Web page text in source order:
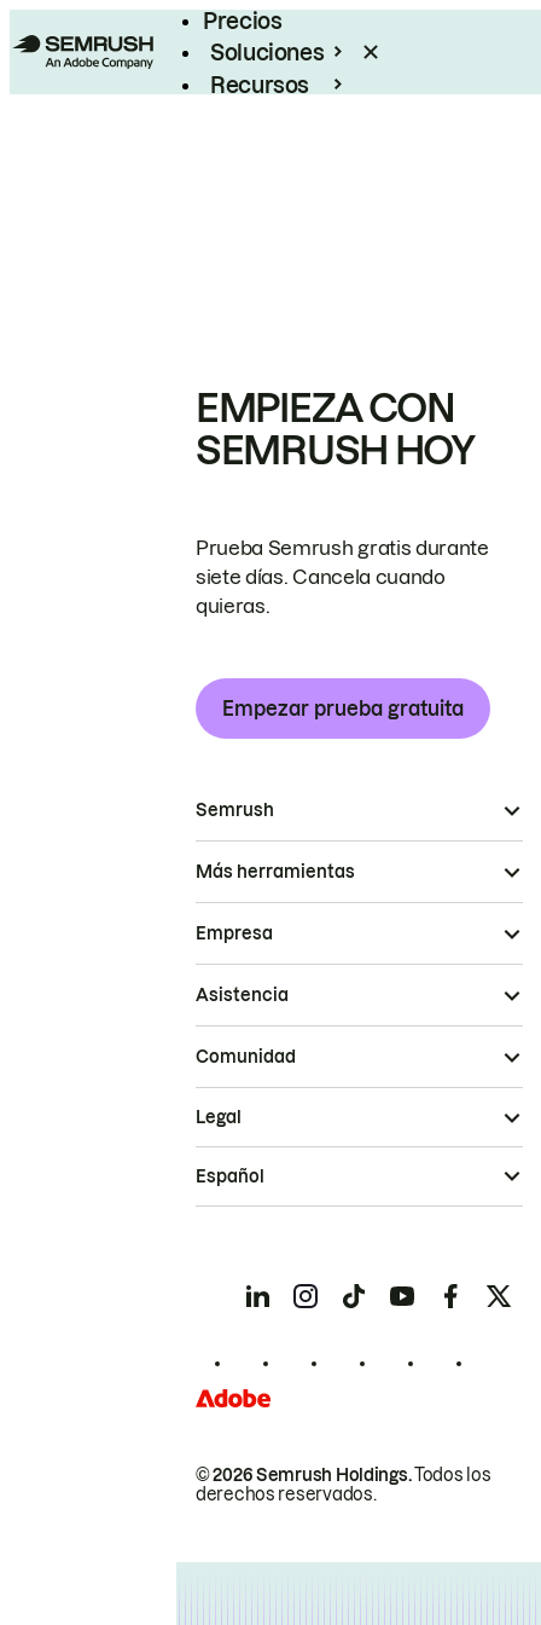
Precios
Soluciones
Recursos
EMPIEZA CON
SEMRUSH HOY
Prueba Semrush gratis durante
siete días. Cancela cuando
quieras.
Empezar prueba gratuita
Semrush
Más herramientas
Empresa
Asistencia
Comunidad
© 2026 Semrush Holdings.Todos los
derechos reservados.
Legal
Español